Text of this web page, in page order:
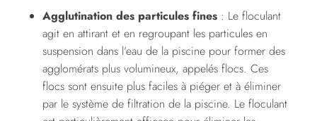
Agglutination des particules fines : Le floculant
agit en attirant et en regroupant les particules en
suspension dans l’eau de la piscine pour former des
agglomérats plus volumineux, appelés flocs. Ces
flocs sont ensuite plus faciles à piéger et à éliminer
par le système de filtration de la piscine. Le floculant